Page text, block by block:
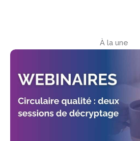
À la une